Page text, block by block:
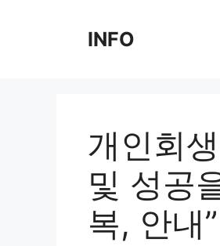
INFO
개인회
및 성공
복, 안내”